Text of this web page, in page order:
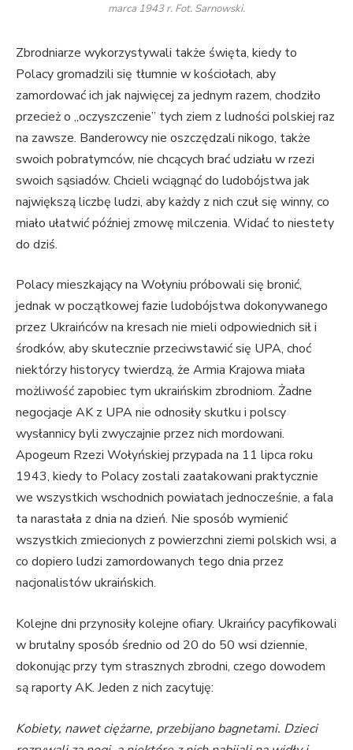
marca 1943 r. Fot. Sarnowski.
Zbrodniarze wykorzystywali także święta, kiedy to
Polacy gromadzili się tłumnie w kościołach, aby
zamordować ich jak najwięcej za jednym razem, chodziło
przecież o „oczyszczenie” tych ziem z ludności polskiej raz
na zawsze. Banderowcy nie oszczędzali nikogo, także
swoich pobratymców, nie chcących brać udziału w rzezi
swoich sąsiadów. Chcieli wciągnąć do ludobójstwa jak
największą liczbę ludzi, aby każdy z nich czuł się winny, co
miało ułatwić później zmowę milczenia. Widać to niestety
do dziś.
Polacy mieszkający na Wołyniu próbowali się bronić,
jednak w początkowej fazie ludobójstwa dokonywanego
przez Ukraińców na kresach nie mieli odpowiednich sił i
środków, aby skutecznie przeciwstawić się UPA, choć
niektórzy historycy twierdzą, że Armia Krajowa miała
możliwość zapobiec tym ukraińskim zbrodniom. Żadne
negocjacje AK z UPA nie odnosiły skutku i polscy
wysłannicy byli zwyczajnie przez nich mordowani.
Apogeum Rzezi Wołyńskiej przypada na 11 lipca roku
1943, kiedy to Polacy zostali zaatakowani praktycznie
we wszystkich wschodnich powiatach jednocześnie, a fala
ta narastała z dnia na dzień. Nie sposób wymienić
wszystkich zmiecionych z powierzchni ziemi polskich wsi, a
co dopiero ludzi zamordowanych tego dnia przez
nacjonalistów ukraińskich.
Kolejne dni przynosiły kolejne ofiary. Ukraińcy pacyfikowali
w brutalny sposób średnio od 20 do 50 wsi dziennie,
dokonując przy tym strasznych zbrodni, czego dowodem
są raporty AK. Jeden z nich zacytuję:
Kobiety, nawet ciężarne, przebijano bagnetami. Dzieci